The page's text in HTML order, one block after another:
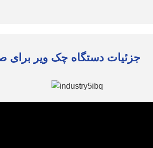
جزئیات دستگاه چک ویر برای